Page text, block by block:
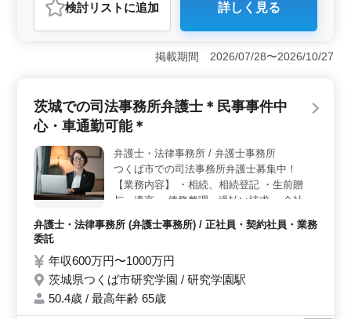
おすすめポイント
＜給与と福利厚生の魅力＞ この求人は年収700万円〜
1000万円と高い給与水準を提供しており、通勤手当の実
費支給や社会保険完備、個人受任可能、弁護士費用事務
条件です。 ＜働きやすい勤務環境＞ 取手駅から徒
歩1分と通勤が非常に便利で、残業が少ない点が大きな魅
始、有給休暇がしっかり取れるため、仕事とプライベー
トのバランスが取りやすい環境が整っています。 ＜
未経験分野でもサポート＞ この求人は、未経験分野で
も積極的にサポートする体制が整っているため、新しい
通事故、労働問題など多岐にわたる業務に携わること
で、さらなるスキルアップと成長が期待できます。
検討リスト に追加 詳しく見る
掲載期間 2026/07/28〜2026/10/27
茨城での司法事務所弁護士＊民事事件中
心・車通勤可能＊
弁護士・法律事務所 / 弁護士事務所
つくば市での司法事務所弁護士募集中！
【業務内容】 ・相続、相続登記 ・生前贈
与、遺言 ・債務整理、過払い請求 ・会社設
立、会社登記 等 ＊資格所有者優遇！ ＊今ま
での経験を活かして頂ける方のご応募お待ち
弁護士・法律事務所 (弁護士事務所) / 正社員・契約社員・業務
委託
年収600万円〜1000万円
茨城県つくば市研究学園 / 研究学園駅
50.4歳 / 最高年齢 65歳